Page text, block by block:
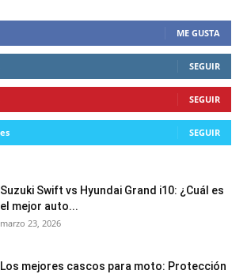
ME GUSTA
SEGUIR
SEGUIR
SEGUIR
Suzuki Swift vs Hyundai Grand i10: ¿Cuál es
el mejor auto...
marzo 23, 2026
Los mejores cascos para moto: Protección